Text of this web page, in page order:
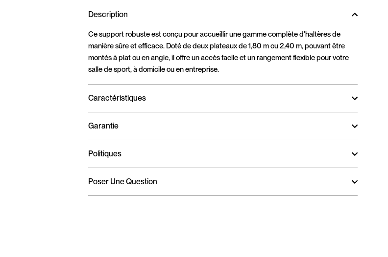
Description
Ce support robuste est conçu pour accueillir une gamme complète d'haltères de
manière sûre et efficace. Doté de deux plateaux de 1,80 m ou 2,40 m, pouvant être
montés à plat ou en angle, il offre un accès facile et un rangement flexible pour votre
salle de sport, à domicile ou en entreprise.
Caractéristiques
Garantie
Politiques
Poser Une Question